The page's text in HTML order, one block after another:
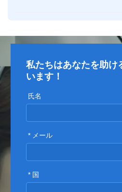
私たちはあなたを助け
います！
氏名
* メール
* 国